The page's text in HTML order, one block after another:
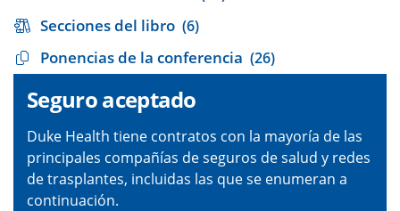
Secciones del libro (6)
Ponencias de la conferencia (26)
Seguro aceptado
Duke Health tiene contratos con la mayoría de las
principales compañías de seguros de salud y redes
de trasplantes, incluidas las que se enumeran a
continuación.